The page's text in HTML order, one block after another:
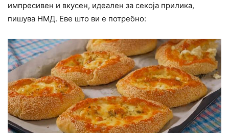
импресивен и вкусен, идеален за секоја прилика,
пишува НМД. Еве што ви е потребно: